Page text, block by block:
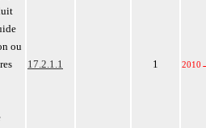
ou
17.2.1.1 1 2010